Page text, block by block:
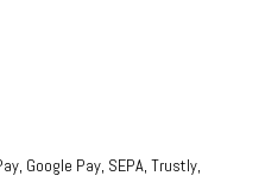
Google Pay, SEPA, Trustly,